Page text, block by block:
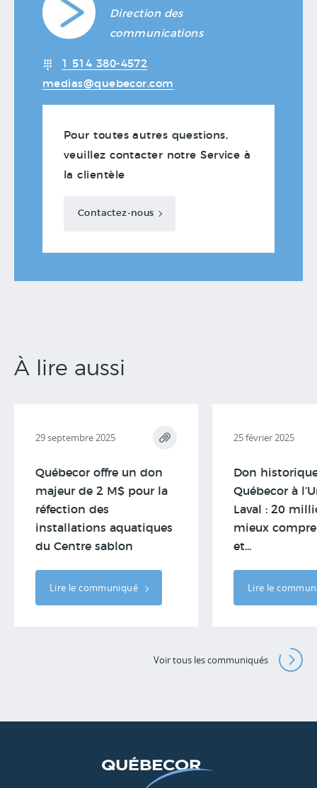
Direction des
communications
1 514 380-4572
medias@quebecor.com
Pour toutes autres questions,
veuillez contacter notre Service à
la clientèle
Contactez-nous
À lire aussi
29 septembre 2025
Québecor offre un don
majeur de 2 M$ pour la
réfection des
installations aquatiques
du Centre sablon
Lire le communiqué
25 février 2025
Don
Québecor à
Laval : 20
mieux
et...
Lire le
Voir tous les communiqués